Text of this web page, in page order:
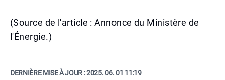
(Source de l'article : Annonce du Ministère de
l'Énergie.)
DERNIÈRE MISE À JOUR :2025. 06. 01 11:19